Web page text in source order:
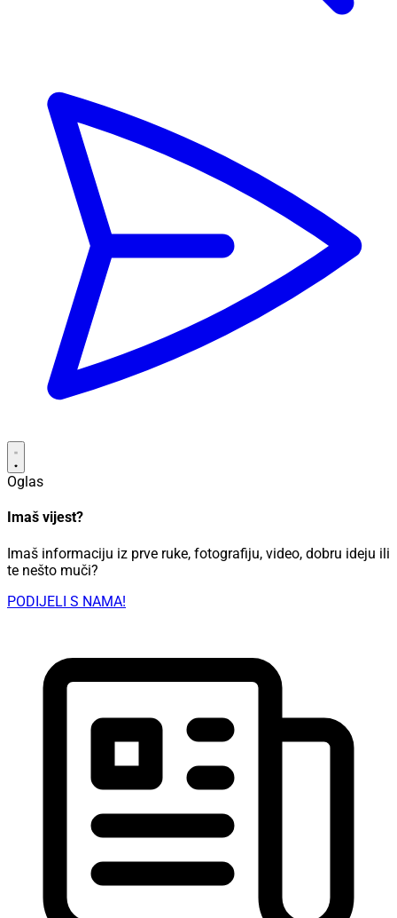
Oglas
Imaš vijest?
Imaš informaciju iz prve ruke, fotografiju, video, dobru ideju ili
te nešto muči?
PODIJELI S NAMA!